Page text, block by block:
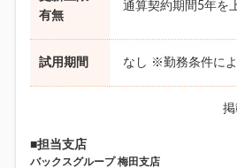
有無
通算契約期間5年を
試用期間 なし ※勤務条件に
■担当支店
バックスグループ 梅田支店